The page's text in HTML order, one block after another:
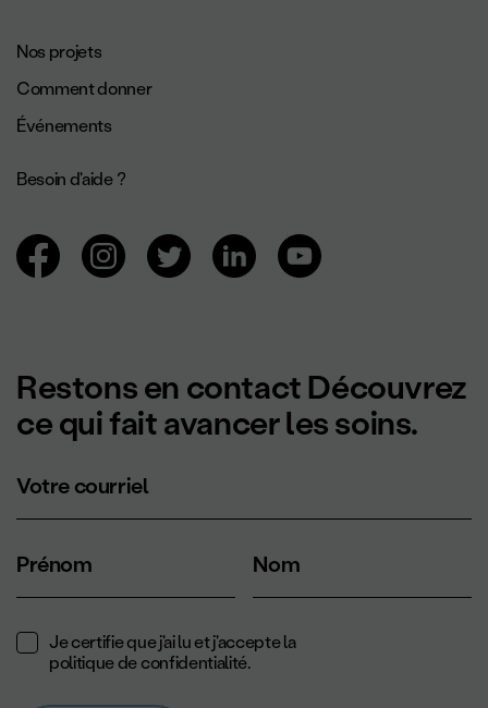
Navigation de pied de page.
Nos projets
Comment donner
Événements
Besoin d'aide ?
Navigation des réseaux sociaux.
Restons en contact Découvrez
ce qui fait avancer les soins.
Votre courriel
Prénom Nom
Je certifie que j'ai lu et j'accepte la
politique de confidentialité.